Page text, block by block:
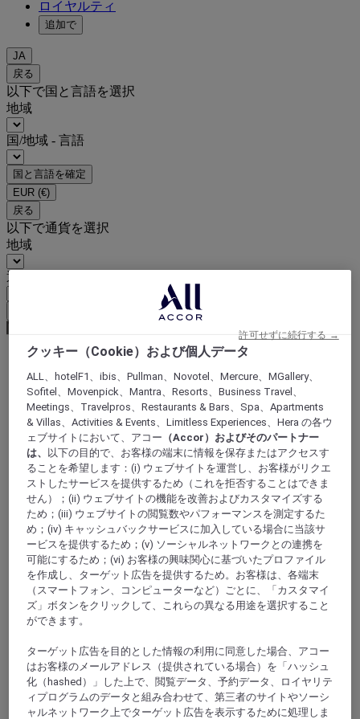
ロイヤルティ
追加で
JA
戻る
以下で国と言語を選択
地域
国/地域 - 言語
国と言語を確定
EUR (€)
戻る
以下で通貨を選択
地域
通貨
World
Asia
China
FUJIAN
Shishi
XIAMEN, 中国
クッキー（Cookie）および個人データ
ALL、hotelF1、ibis、Pullman、Novotel、Mercure、MGallery、
Sofitel、Movenpick、Mantra、Resorts、Business Travel、
Meetings、Travelpros、Restaurants & Bars、Spa、Apartments
& Villas、Activities & Events、Limitless Experiences、Hera の各ウ
ェブサイトにおいて、アコー （Accor）およびそのパートナー
は、
以下の目的で、お客様の端末に情報を保存またはアクセスす
ることを希望します：(i) ウェブサイトを運営し、お客様がリクエ
ストしたサービスを提供するため（これを拒否することはできま
せん）；(ii) ウェブサイトの機能を改善およびカスタマイズする
ため；(iii) ウェブサイトの閲覧数やパフォーマンスを測定するた
め；(iv) キャッシュバックサービスに加入している場合に当該サ
ービスを提供するため；(v) ソーシャルネットワークとの連携を
可能にするため；(vi) お客様の興味関心に基づいたプロファイル
を作成し、ターゲット広告を提供するため。お客様は、各端末
（スマートフォン、コンピューターなど）ごとに、「カスタマイ
ズ」ボタンをクリックして、これらの異なる用途を選択すること
ができます。
ターゲット広告を目的とした情報の利用に同意した場合、アコー
はお客様のメールアドレス（提供されている場合）を「ハッシュ
化（hashed）」した上で、閲覧データ、予約データ、ロイヤリテ
ィプログラムのデータと組み合わせて、第三者のサイトやソーシ
ャルネットワーク上でターゲット広告を表示するために処理しま
許可せずに続行する →